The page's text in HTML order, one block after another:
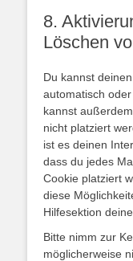
8.
Löschen
Du kannst
automatisch
kannst
nicht platziert
ist es deinen
dass du jedes
Cookie platziert
diese
Hilfesektion
Bitte nimm zur
möglicherweise